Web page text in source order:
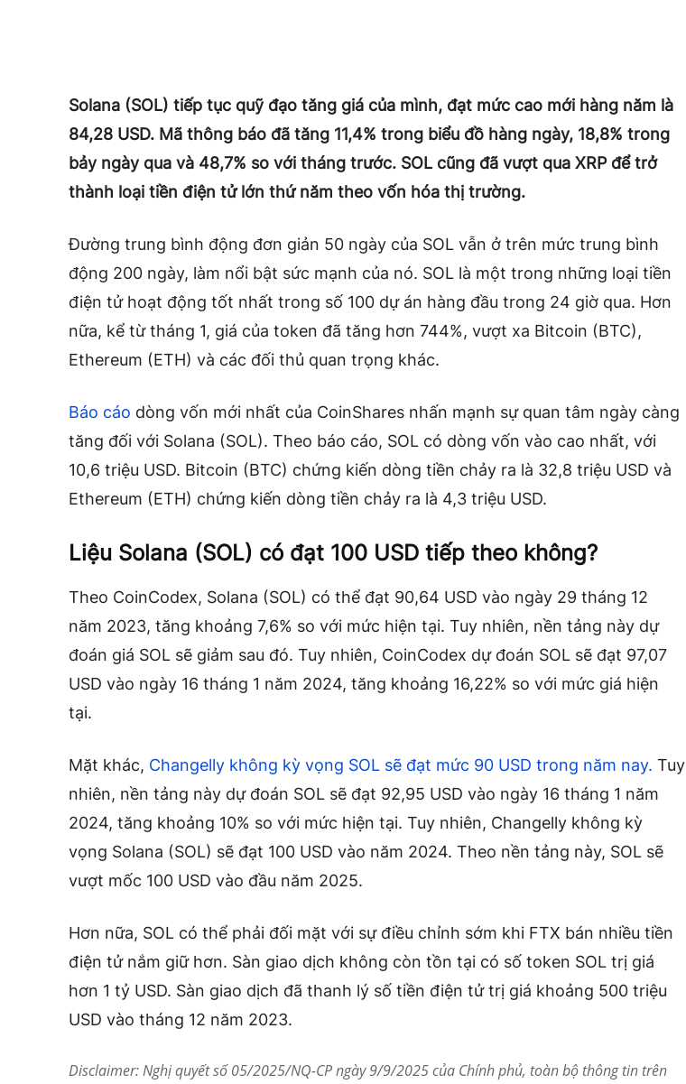
Solana (SOL) tiếp tục quỹ đạo tăng giá của mình, đạt mức cao mới hàng năm là
84,28 USD. Mã thông báo đã tăng 11,4% trong biểu đồ hàng ngày, 18,8% trong
bảy ngày qua và 48,7% so với tháng trước. SOL cũng đã vượt qua XRP để trở
thành loại tiền điện tử lớn thứ năm theo vốn hóa thị trường.
Đường trung bình động đơn giản 50 ngày của SOL vẫn ở trên mức trung bình
động 200 ngày, làm nổi bật sức mạnh của nó. SOL là một trong những loại tiền
điện tử hoạt động tốt nhất trong số 100 dự án hàng đầu trong 24 giờ qua. Hơn
nữa, kể từ tháng 1, giá của token đã tăng hơn 744%, vượt xa Bitcoin (BTC),
Ethereum (ETH) và các đối thủ quan trọng khác.
Báo cáo dòng vốn mới nhất của CoinShares nhấn mạnh sự quan tâm ngày càng
tăng đối với Solana (SOL). Theo báo cáo, SOL có dòng vốn vào cao nhất, với
10,6 triệu USD. Bitcoin (BTC) chứng kiến ​​dòng tiền chảy ra là 32,8 triệu USD và
Ethereum (ETH) chứng kiến ​​dòng tiền chảy ra là 4,3 triệu USD.
Liệu Solana (SOL) có đạt 100 USD tiếp theo không?
Theo CoinCodex, Solana (SOL) có thể đạt 90,64 USD vào ngày 29 tháng 12
năm 2023, tăng khoảng 7,6% so với mức hiện tại. Tuy nhiên, nền tảng này dự
đoán giá SOL sẽ giảm sau đó. Tuy nhiên, CoinCodex dự đoán SOL sẽ đạt 97,07
USD vào ngày 16 tháng 1 năm 2024, tăng khoảng 16,22% so với mức giá hiện
tại.
Mặt khác, Changelly không kỳ vọng SOL sẽ đạt mức 90 USD trong năm nay. Tuy
nhiên, nền tảng này dự đoán SOL sẽ đạt 92,95 USD vào ngày 16 tháng 1 năm
2024, tăng khoảng 10% so với mức hiện tại. Tuy nhiên, Changelly không kỳ
vọng Solana (SOL) sẽ đạt 100 USD vào năm 2024. Theo nền tảng này, SOL sẽ
vượt mốc 100 USD vào đầu năm 2025.
Hơn nữa, SOL có thể phải đối mặt với sự điều chỉnh sớm khi FTX bán nhiều tiền
điện tử nắm giữ hơn. Sàn giao dịch không còn tồn tại có số token SOL trị giá
hơn 1 tỷ USD. Sàn giao dịch đã thanh lý số tiền điện tử trị giá khoảng 500 triệu
USD vào tháng 12 năm 2023.
Disclaimer: Nghị quyết số 05/2025/NQ-CP ngày 9/9/2025 của Chính phủ, toàn bộ thông tin trên